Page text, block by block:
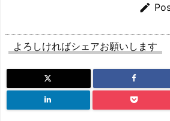

よろしければシェアお願いします